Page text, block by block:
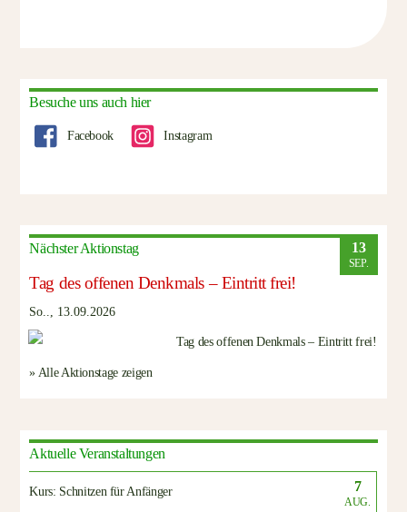
Besuche uns auch hier
Facebook Instagram
Nächster Aktionstag 13
SEP.
Tag des offenen Denkmals – Eintritt frei!
So.., 13.09.2026
» Alle Aktionstage zeigen
Aktuelle Veranstaltungen
Kurs: Schnitzen für Anfänger 7
AUG.